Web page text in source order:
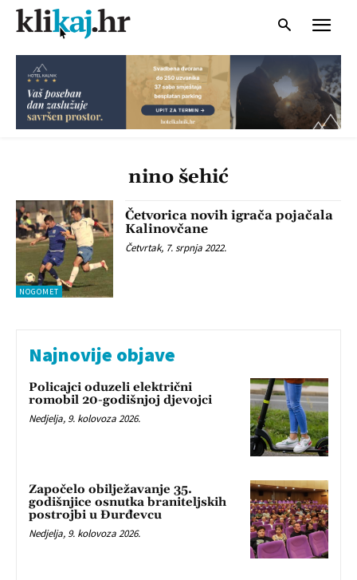
nino šehić
NOGOMET
Četvorica novih igrača pojačala
Kalinovčane
Četvrtak, 7. srpnja 2022.
Najnovije objave
Policajci oduzeli električni
romobil 20-godišnjoj djevojci
Nedjelja, 9. kolovoza 2026.
Započelo obilježavanje 35.
godišnjice osnutka braniteljskih
postrojbi u Đurđevcu
Nedjelja, 9. kolovoza 2026.